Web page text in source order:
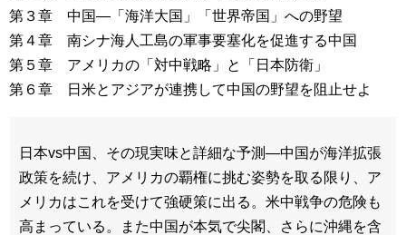
第３章 中国―「海洋大国」「世界帝国」への野望
第４章 南シナ海人工島の軍事要塞化を促進する中国
第５章 アメリカの「対中戦略」と「日本防衛」
第６章 日米とアジアが連携して中国の野望を阻止せよ
日本vs中国、その現実味と詳細な予測―中国が海洋拡張
政策を続け、アメリカの覇権に挑む姿勢を取る限り、ア
メリカはこれを受けて強硬策に出る。米中戦争の危険も
高まっている。また中国が本気で尖閣、さらに沖縄を含